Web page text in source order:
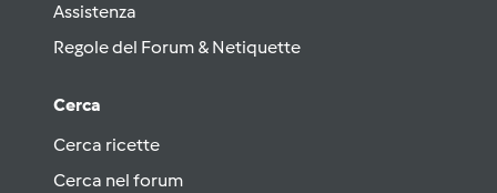
Assistenza
Regole del Forum & Netiquette
Cerca
Cerca ricette
Cerca nel forum